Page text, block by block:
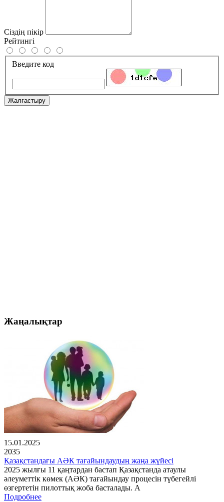
Сіздің пікір
Рейтингі
Введите код
Жалғастыру
Жаңалықтар
15.01.2025
2035
Қазақстандағы АӘК тағайындаудың жаңа жүйесі
2025 жылғы 11 қаңтардан бастап Қазақстанда атаулы
әлеуметтік көмек (АӘК) тағайындау процесін түбегейлі
өзгертетін пилоттық жоба басталады. А
Подробнее